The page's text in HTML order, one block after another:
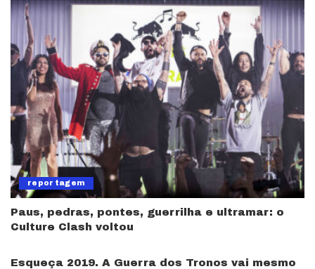
reportagem
Paus, pedras, pontes, guerrilha e ultramar: o
Culture Clash voltou
Esqueça 2019. A Guerra dos Tronos vai mesmo